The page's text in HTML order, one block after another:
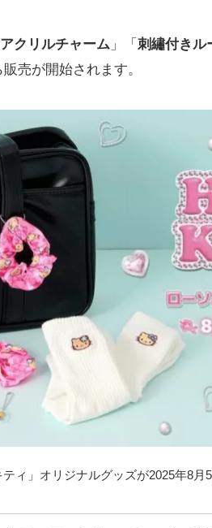
クリルチャーム 」「 刺繡付きル
売が開始されます。
ィ」オリジナルグッズが2025年8月